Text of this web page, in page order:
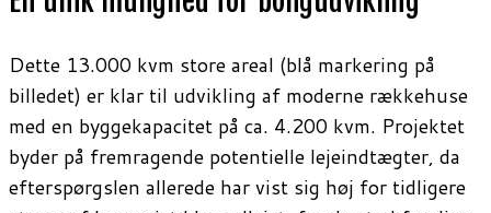
Dette 13.000 kvm store areal (blå markering på
billedet) er klar til udvikling af moderne rækkehuse
med en byggekapacitet på ca. 4.200 kvm. Projektet
byder på fremragende potentielle lejeindtægter, da
efterspørgslen allerede har vist sig høj for tidligere